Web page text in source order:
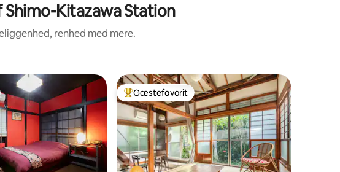
Kitazawa Station
renhed med mere.
Bedste gæstefavorit
Gæstefavorit